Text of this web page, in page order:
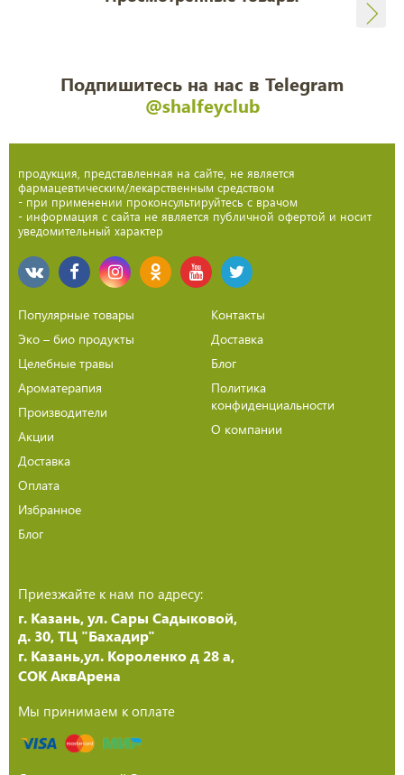
Подпишитесь на нас в Telegram
@shalfeyclub
продукция, представленная на сайте, не является
фармацевтическим/лекарственным средством
- при применении проконсультируйтесь с врачом
- информация с сайта не является публичной офертой и носит
уведомительный характер
Популярные товары
Эко – био продукты
Целебные травы
Ароматерапия
Производители
Акции
Доставка
Оплата
Избранное
Блог
Контакты
Доставка
Блог
Политика
конфиденциальности
О компании
Приезжайте к нам по адресу:
г. Казань, ул. Сары Садыковой,
д. 30, ТЦ "Бахадир"
г. Казань,ул. Короленко д 28 а,
СОК АквАрена
Мы принимаем к оплате